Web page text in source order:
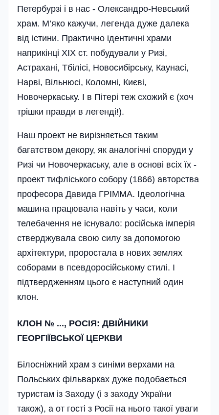
Петербурзі і в нас - Олександро-Невський
храм. М’яко кажучи, легенда дуже далека
від істини. Практично ідентичні храми
наприкінці ХІХ ст. побудували у Ризі,
Астрахані, Тбілісі, Новосибір­ську, Каунасі,
Нарві, Вільнюсі, Коломні, Києві,
Новочеркаську. І в Пітері теж схожий є (хоч
тріш­ки правди в легенді!).
Наш проект не вирізняється таким
багатством декору, як аналогічні споруди у
Ризі чи Новочеркаську, але в основі всіх їх -
проект тифліського собору (1866) авторства
професора Давида ГРІММА. Ідеологічна
машина працювала навіть у часи, коли
телебачення не існувало: російська імперія
стверджувала свою силу за допомогою
архітектури, проростала в нових землях
соборами в псевдоросійсь­кому стилі. І
підтвердженням цього є наступний один
клон.
КЛОН № ..., РОСІЯ: ДВІЙНИКИ
ГЕОРГІЇВСЬКОЇ ЦЕРКВИ
Білосніжний храм з синіми верхами на
Польських фільварках дуже подобається
туристам із Заходу (і з заходу України
також), а от гості з Росії на нього такої уваги